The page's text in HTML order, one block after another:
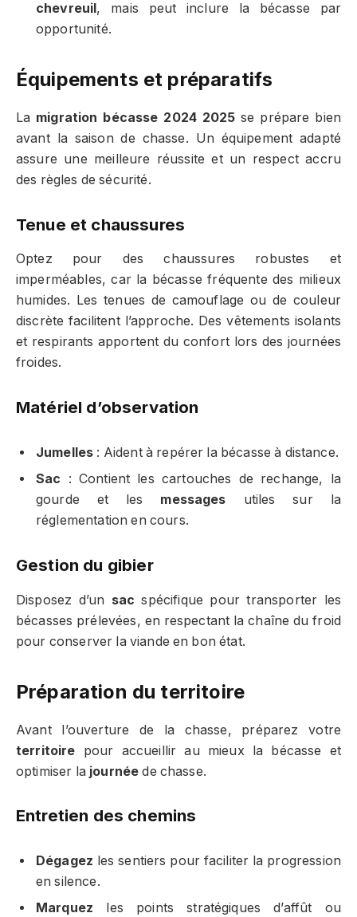
chevreuil, mais peut inclure la bécasse par
opportunité.
Équipements et préparatifs
La migration bécasse 2024 2025 se prépare bien
avant la saison de chasse. Un équipement adapté
assure une meilleure réussite et un respect accru
des règles de sécurité.
Tenue et chaussures
Optez pour des chaussures robustes et
imperméables, car la bécasse fréquente des milieux
humides. Les tenues de camouflage ou de couleur
discrète facilitent l’approche. Des vêtements isolants
et respirants apportent du confort lors des journées
froides.
Matériel d’observation
Jumelles : Aident à repérer la bécasse à distance.
Sac : Contient les cartouches de rechange, la
gourde et les messages utiles sur la
réglementation en cours.
Gestion du gibier
Disposez d’un sac spécifique pour transporter les
bécasses prélevées, en respectant la chaîne du froid
pour conserver la viande en bon état.
Préparation du territoire
Avant l’ouverture de la chasse, préparez votre
territoire pour accueillir au mieux la bécasse et
optimiser la journée de chasse.
Entretien des chemins
Dégagez les sentiers pour faciliter la progression
en silence.
Marquez les points stratégiques d’affût ou